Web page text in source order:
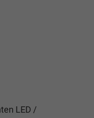
LED /